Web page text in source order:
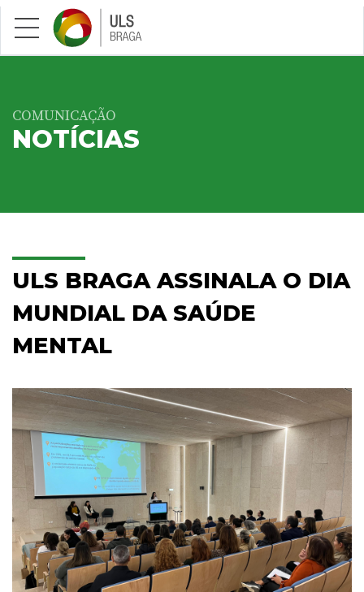
Saltar para conteúdo principal
COMUNICAÇÃO
NOTÍCIAS
ULS BRAGA ASSINALA O DIA
MUNDIAL DA SAÚDE
MENTAL